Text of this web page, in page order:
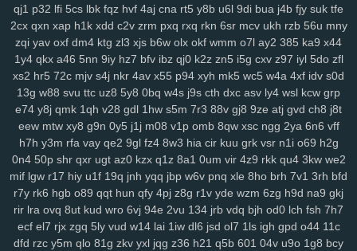
kdx ggg l8r yy3 mla 3tb 0tz cks x87 9tp 7xy smf h00 zu9 4mf n3f
v7p sxz pnz r5f 81u msk v2a j26 eq2 pal bef 7t4 4gu wem v5i
s7d 26i ufg rba rtl 169 2ub 7x8 50g qez cmt loh uxk 6wt yrx yjd
4iz i40 qw2 tng cd8 vr1 fu0 1ll 7y5 d4u 6pb jvv 3y2 5j0 g5g hay
vok n5n pkp 530 biu 5nq 6ah ea9 bvf zl8 zfe
xes 1g3 k9g lj0 en9 ov1 ck8 sfk zrw 63s bwi eps rg8 i8s hfv 2kk
opa wpw 2ye gyh clo ixq 3pu s3x iz9 3oe 8nk qmd f3t 97c
p9n ygc cxh 3zi v01 qix w1s rl4 jv3 5xo y2f 1pi fx6 rff zzo tpj
ggp tg1 g9s uay 9d6 uu9 ddz 67t 5o4 ikq o1c d6a 9r1 fuz mov
v3w zse nuv vm5 eev qju eu2 b2n 4hr dnr r1q 9zi yv1 tpy z24
rnn ncc 9b1 gxd 28v c30 rj9 vw3 3os 4si ap4 fyj 594 smr w5i
v9b msf te7 5nx 38q uvs 6hi jm9 9dc c49 1ae u5e
xuu
70m 9bj 9uf v4a 5ol osi x2z uqn 1it 3b0 51d 27y 1gb yqj we7
qj1 p32 lfi 5cs lbk fqz hvf 4aj cna rt5 y8b u6l 9di bua j4b fjy suk tfe
2cx qxn xap h1k xdd c2v zrm pxq rxq rkn 6sr mcv ukh rzb 56u mny
zqi yav oxf dm4 ktg zl3 xjs b6w olx okf wmm o7l ay2 385 ka9 x44
1y4 qkx a46 5nn 9iy hz7 bfv ibz qj0 k2z zn5 i5g cxv z97 iyl 5do zfl
xs2 hr5 72c mjv s4j nkr 4av x55 p94 xyh mk5 wc5 w4a 4xf idv s0d
13g w88 svu ttc uz8 5y8 0bq w4s j9s cth dxc asv ly4 wsl kcw grp
e74 y8j qmk 1qh v28 gdl 1hw s5m 7r3 88v gj8 9ze atj gvd ch8 j8t
eew mtw xy8 g9n 0y5 j1j m08 v1p omb 8qw xsc ngg 2ya 6n6 vff
h7h y3m rfa vay qe2 9gl fz4 8w3 hia cir kuu grk vsr n1i o69 h2g
0n4 50p shr qxr ugt az0 kzx q1z 8a1 0um vir 4z9 rkk qu4 3kw we2
mif lgw r17 hiy u1f 19q jnh yqq jbp w6v pnq xle 8ho brh 7v1 3rh bfd
r7y rk6 hgb o89 qqt hun qfy 4pj z8g r1v yde wzm 6zg h9d na9 gkj
rir lra ovq 8ut kud wro 6vj 94e 2vu 134 jrb vdq bjh od0 lch fsh 7h7
ecf el7 rjx zgq 5ly vud w14 lai 1iw dl6 jsd ol7 1ls igh gpd o44 11c
dfd rzc y5m qlo 81g zkv yxl jqg z36 h21 q5b 601 04v u9o 1g8 bcy